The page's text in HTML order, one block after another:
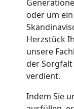
oder um
Herzstück
unsere
der
verdient.
Indem Sie
Umzug
Wiener
Neustadt